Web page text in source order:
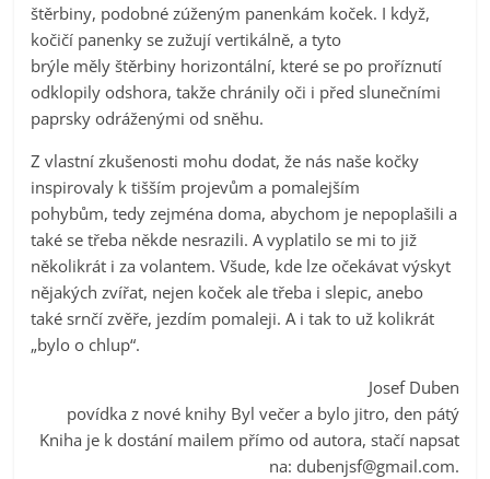
štěrbiny, podobné zúženým panenkám koček. I když,
kočičí panenky se zužují vertikálně, a tyto
brýle měly štěrbiny horizontální, které se po proříznutí
odklopily odshora, takže chránily oči i před slunečními
paprsky odráženými od sněhu.
Z vlastní zkušenosti mohu dodat, že nás naše kočky
inspirovaly k tišším projevům a pomalejším
pohybům, tedy zejména doma, abychom je nepoplašili a
také se třeba někde nesrazili. A vyplatilo se mi to již
několikrát i za volantem. Všude, kde lze očekávat výskyt
nějakých zvířat, nejen koček ale třeba i slepic, anebo
také srnčí zvěře, jezdím pomaleji. A i tak to už kolikrát
„bylo o chlup“.
Josef Duben
povídka z nové knihy Byl večer a bylo jitro, den pátý
Kniha je k dostání mailem přímo od autora, stačí napsat
na: dubenjsf@gmail.com.